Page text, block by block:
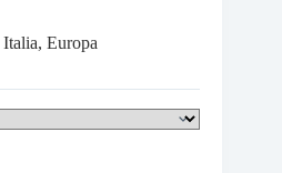
Europa